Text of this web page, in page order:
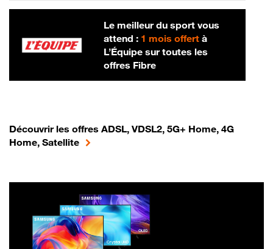
Le meilleur du sport vous
attend : 1 mois offertà
L’Équipe sur toutes les
offres Fibre
Découvrir les offres ADSL, VDSL2, 5G+ Home, 4G
Home, Satellite